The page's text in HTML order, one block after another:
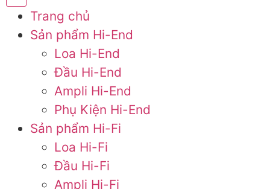
Trang chủ
Sản phẩm Hi-End
Loa Hi-End
Đầu Hi-End
Ampli Hi-End
Phụ Kiện Hi-End
Sản phẩm Hi-Fi
Loa Hi-Fi
Đầu Hi-Fi
Ampli Hi-Fi